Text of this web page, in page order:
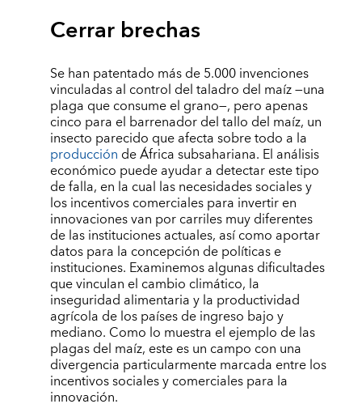
Cerrar brechas
Se han patentado más de 5.000 invenciones
vinculadas al control del taladro del maíz —una
plaga que consume el grano—, pero apenas
cinco para el barrenador del tallo del maíz, un
insecto parecido que afecta sobre todo a la
producción de África subsahariana. El análisis
económico puede ayudar a detectar este tipo
de falla, en la cual las necesidades sociales y
los incentivos comerciales para invertir en
innovaciones van por carriles muy diferentes
de las instituciones actuales, así como aportar
datos para la concepción de políticas e
instituciones. Examinemos algunas dificultades
que vinculan el cambio climático, la
inseguridad alimentaria y la productividad
agrícola de los países de ingreso bajo y
mediano. Como lo muestra el ejemplo de las
plagas del maíz, este es un campo con una
divergencia particularmente marcada entre los
incentivos sociales y comerciales para la
innovación.